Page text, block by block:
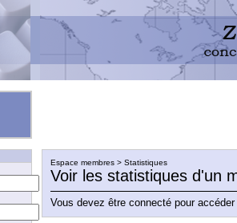
Espace membres > Statistiques
Voir les statistiques d'un
Vous devez être connecté pour